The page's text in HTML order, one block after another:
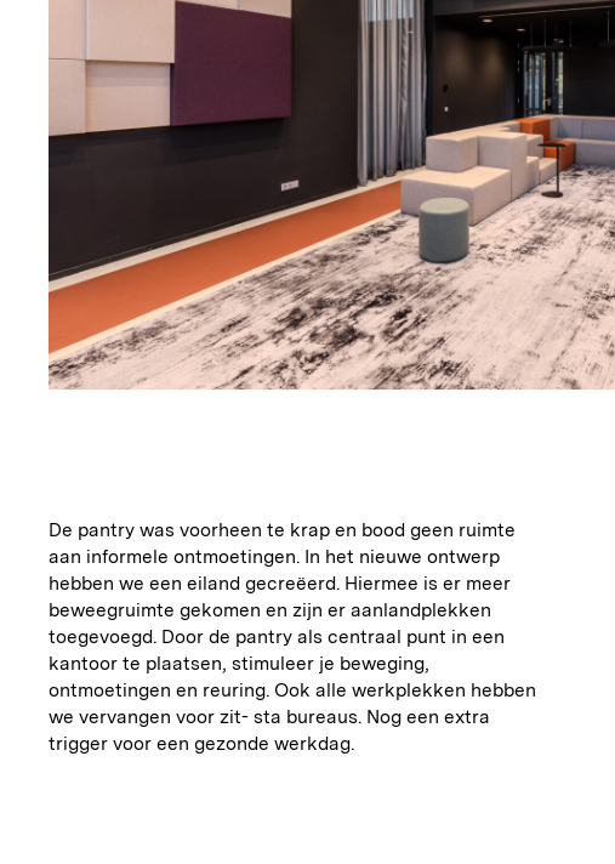
De pantry was voorheen te krap en bood geen ruimte
aan informele ontmoetingen. In het nieuwe ontwerp
hebben we een eiland gecreëerd. Hiermee is er meer
beweegruimte gekomen en zijn er aanlandplekken
toegevoegd. Door de pantry als centraal punt in een
kantoor te plaatsen, stimuleer je beweging,
ontmoetingen en reuring. Ook alle werkplekken hebben
we vervangen voor zit- sta bureaus. Nog een extra
trigger voor een gezonde werkdag.